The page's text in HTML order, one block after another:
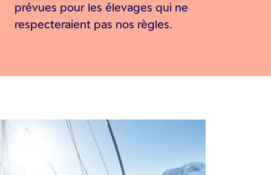
prévues pour les élevages qui ne
respecteraient pas nos règles.